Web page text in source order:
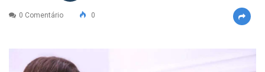
0 Comentário 0